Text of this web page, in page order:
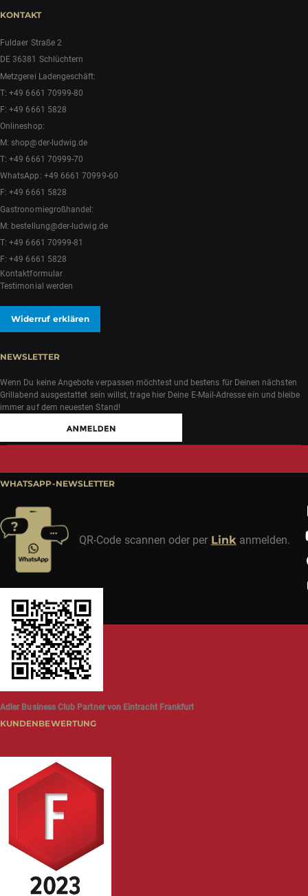
KONTAKT
Fuldaer Straße 2
DE 36381 Schlüchtern
Metzgerei Ladengeschäft:
T:+49 6661 70999-80
F: +49 6661 5828
Onlineshop:
M:shop@der-ludwig.de
T:+49 6661 70999-70
WhatsApp: +49 6661 70999-60
F: +49 6661 5828
Gastronomiegroßhandel:
M: bestellung@der-ludwig.de
T:+49 6661 70999-81
F: +49 6661 5828
Kontaktformular
Testimonial werden
Widerruf erklären
NEWSLETTER
Wenn Du keine Angebote verpassen möchtest und bestens für Deinen nächsten
Grillabend ausgestattet sein willst, trage hier Deine E-Mail-Adresse ein und bleibe
immer auf dem neuesten Stand!
WHATSAPP-NEWSLETTER
QR-Code scannen oder per Linkanmelden.
Adler Business Club Partner von Eintracht Frankfurt
KUNDENBEWERTUNG